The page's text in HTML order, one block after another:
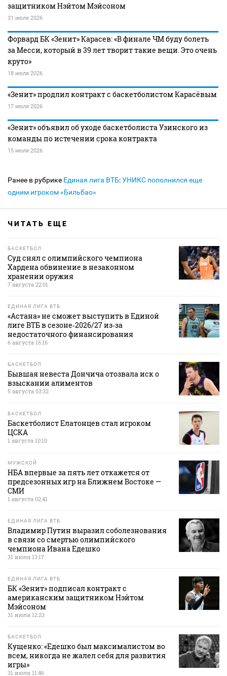
защитником Нэйтом Мэйсоном
31 июля 2026
Форвард БК «Зенит» Карасев: «В финале ЧМ буду болеть
за Месси, который в 39 лет творит такие вещи. Это очень
круто»
18 июля 2026
«Зенит» продлил контракт с баскетболистом Карасёвым
17 июля 2026
«Зенит» объявил об уходе баскетболиста Узинского из
команды по истечении срока контракта
15 июля 2026
Ранее в рубрике Единая лига ВТБ:УНИКС пополнился еще
одним игроком «Бильбао»
ЧИТАТЬ ЕЩЕ
БАСКЕТБОЛ
Суд снял с олимпийского чемпиона
Хардена обвинение в незаконном
хранении оружия
7 августа 22:01
ЕДИНАЯ ЛИГА ВТБ
«Астана» не сможет выступить в Единой
лиге ВТБ в сезоне‑2026/27 из‑за
недостаточного финансирования
6 августа 16:16
БАСКЕТБОЛ
Бывшая невеста Дончича отозвала иск о
взыскании алиментов
5 августа 03:32
БАСКЕТБОЛ
Баскетболист Елатонцев стал игроком
ЦСКА
1 августа 10:10
МУЖСКОЙ
НБА впервые за пять лет откажется от
предсезонных игр на Ближнем Востоке —
СМИ
1 августа 02:41
ЕДИНАЯ ЛИГА ВТБ
Владимир Путин выразил соболезнования
в связи со смертью олимпийского
чемпиона Ивана Едешко
31 июля 13:17
ЕДИНАЯ ЛИГА ВТБ
БК «Зенит» подписал контракт с
американским защитником Нэйтом
Мэйсоном
31 июля 12:23
БАСКЕТБОЛ
Кущенко: «Едешко был максималистом во
всем, никогда не жалел себя для развития
игры»
31 июля 11:46